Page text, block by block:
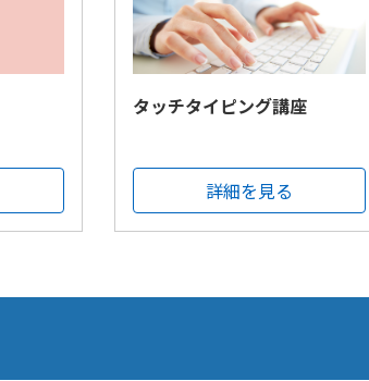
タッチタイピング講座
詳細を見る